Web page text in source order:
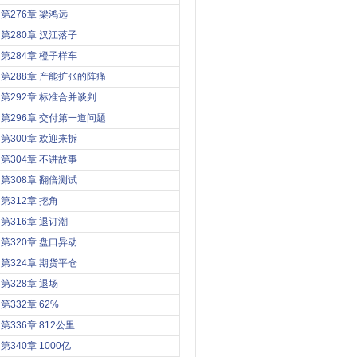
第276章 梁鸿远
第280章 汉江落子
第284章 橙子样车
第288章 产能扩张的阵痛
第292章 标准合并谈判
第296章 交付第一道问题
第300章 欢迎来拆
第304章 不讲故事
第308章 翻倍测试
第312章 挖角
第316章 退订潮
第320章 盘口异动
第324章 期货平仓
第328章 退场
第332章 62%
第336章 812公里
第340章 1000亿